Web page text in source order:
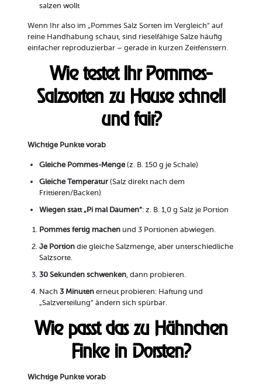
salzen wollt
Wenn Ihr also im „Pommes Salz Sorten im Vergleich“ auf
reine Handhabung schaut, sind rieselfähige Salze häufig
einfacher reproduzierbar – gerade in kurzen Zeitfenstern.
Wie testet Ihr Pommes-
Salzsorten zu Hause schnell
und fair?
Wichtige Punkte vorab
Gleiche Pommes-Menge(z. B. 150 g je Schale)
Gleiche Temperatur(Salz direkt nach dem
Frittieren/Backen)
Wiegen statt „Pi mal Daumen“: z. B. 1,0 g Salz je Portion
Pommes fertig machenund 3 Portionen abwiegen.
Je Portiondie gleiche Salzmenge, aber unterschiedliche
Salzsorte.
30 Sekunden schwenken, dann probieren.
Nach 3 Minutenerneut probieren: Haftung und
„Salzverteilung“ ändern sich spürbar.
Wie passt das zu Hähnchen
Finke in Dorsten?
Wichtige Punkte vorab